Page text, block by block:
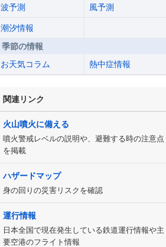
波予測
風予測
潮汐情報
季節の情報
お天気コラム
熱中症情報
関連リンク
火山噴火に備える
噴火警戒レベルの説明や、避難する時の注意点
を掲載
ハザードマップ
身の回りの災害リスクを確認
運行情報
日本全国で現在発生している鉄道運行情報や主
要空港のフライト情報